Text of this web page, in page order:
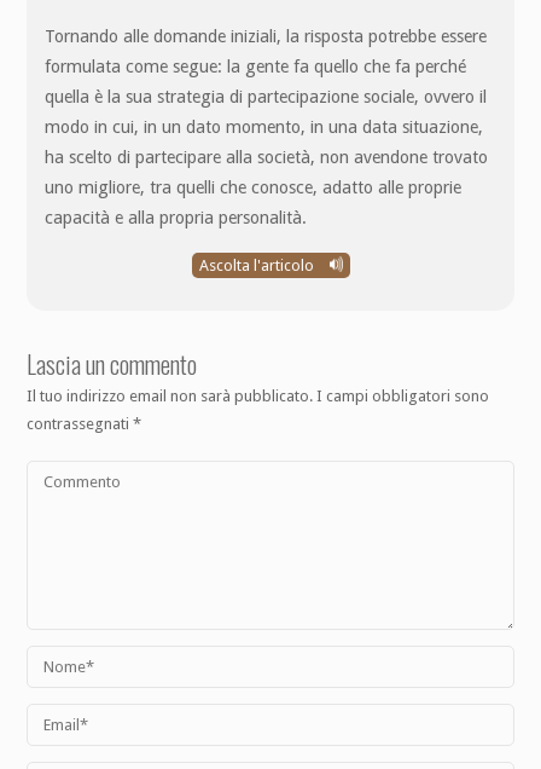
Tornando alle domande iniziali, la risposta potrebbe essere
formulata come segue: la gente fa quello che fa perché
quella è la sua strategia di partecipazione sociale, ovvero il
modo in cui, in un dato momento, in una data situazione,
ha scelto di partecipare alla società, non avendone trovato
uno migliore, tra quelli che conosce, adatto alle proprie
capacità e alla propria personalità.
Ascolta l'articolo
Lascia un commento
Il tuo indirizzo email non sarà pubblicato. I campi obbligatori sono
contrassegnati*